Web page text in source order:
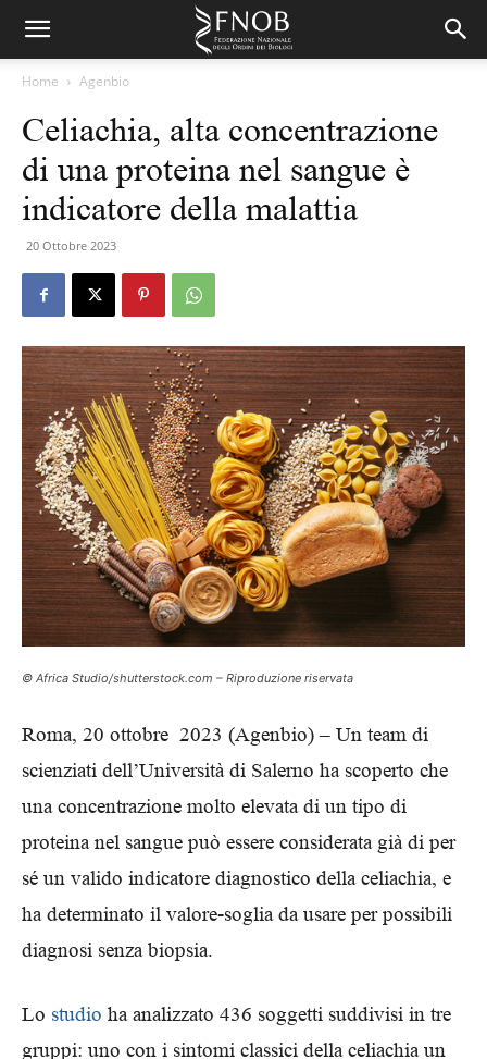
Home Agenbio
Celiachia, alta concentrazione
di una proteina nel sangue è
indicatore della malattia
20 Ottobre 2023
© Africa Studio/shutterstock.com – Riproduzione riservata
Roma, 20 ottobre 2023 (Agenbio) – Un team di
scienziati dell’Università di Salerno ha scoperto che
una concentrazione molto elevata di un tipo di
proteina nel sangue può essere considerata già di per
sé un valido indicatore diagnostico della celiachia, e
ha determinato il valore-soglia da usare per possibili
diagnosi senza biopsia.
Lo studio ha analizzato 436 soggetti suddivisi in tre
gruppi: uno con i sintomi classici della celiachia un